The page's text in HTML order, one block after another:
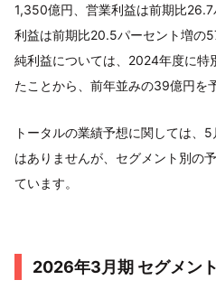
1,350億円、営業利益は前期比
利益は前期比20.5パーセント増の
純利益については、2024年度に特
たことから、前年並みの39億円を
トータルの業績予想に関しては、
はありませんが、セグメント別の
ています。
2026年3月期 セグメン